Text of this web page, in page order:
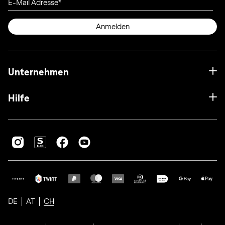
E-Mail Adresse
Anmelden
Unternehmen
Hilfe
DE AT CH